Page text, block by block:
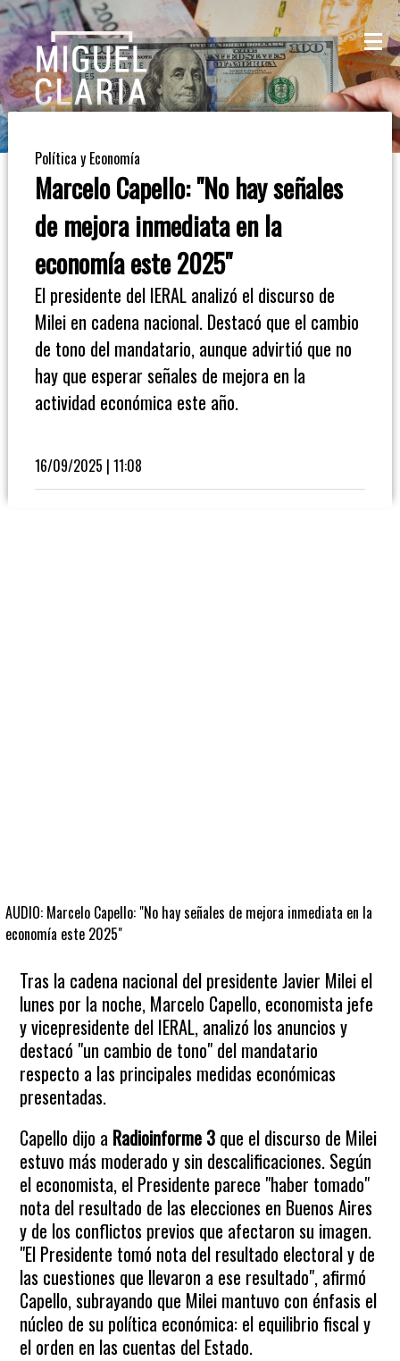
La
Mesa
De
Café
Columna
Opinión
Radioinforme
Fútbol
Biblioteca
Política y Economía
Marcelo Capello: "No hay señales
de mejora inmediata en la
economía este 2025"
El presidente del IERAL analizó el discurso de
Milei en cadena nacional. Destacó que el cambio
de tono del mandatario, aunque advirtió que no
hay que esperar señales de mejora en la
actividad económica este año.
16/09/2025 | 11:08
AUDIO: Marcelo Capello: "No hay señales de mejora inmediata en la
economía este 2025"
Tras la cadena nacional del presidente Javier Milei el
lunes por la noche, Marcelo Capello, economista jefe
y vicepresidente del IERAL, analizó los anuncios y
destacó "un cambio de tono" del mandatario
respecto a las principales medidas económicas
presentadas.
Capello dijo a Radioinforme 3 que el discurso de Milei
estuvo más moderado y sin descalificaciones. Según
el economista, el Presidente parece "haber tomado"
nota del resultado de las elecciones en Buenos Aires
y de los conflictos previos que afectaron su imagen.
"El Presidente tomó nota del resultado electoral y de
las cuestiones que llevaron a ese resultado", afirmó
Capello, subrayando que Milei mantuvo con énfasis el
núcleo de su política económica: el equilibrio fiscal y
el orden en las cuentas del Estado.